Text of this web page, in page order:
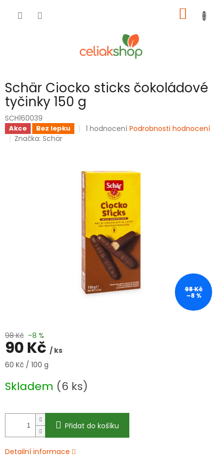
KOŠÍK
Schär Ciocko sticks čokoládové
tyčinky 150 g
SCH160039
Akce Bez lepku
Průměrné
z
hvězdiček.
1 hodnocení Podrobnosti hodnocení
Značka:Schär
98 Kč
–8 %
98 Kč –8 %
90 Kč / ks
Měrná
60 Kč / 100 g
Skladem (6 ks)
Přidat do košíku
Detailní informace